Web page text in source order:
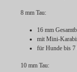
8 mm Tau:
16 mm
mit Mini-
für Hunde bis 7
10 mm Tau: